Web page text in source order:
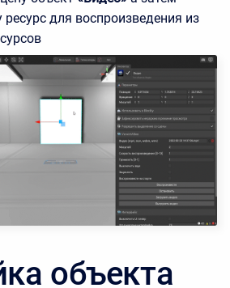
ресурс для воспроизведения из
объекта